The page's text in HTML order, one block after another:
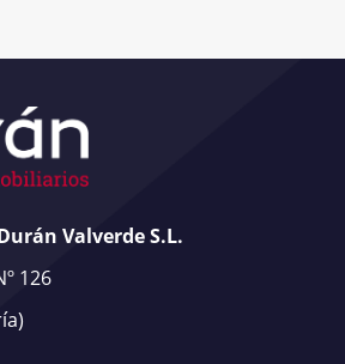
Valverde S.L.
126